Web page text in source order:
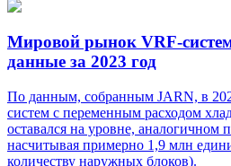
Мировой рынок VRF-
данные за 2023 год
По данным, собранным JARN, в
систем с переменным расходом
оставался на уровне, аналогичном
насчитывая примерно 1,9 млн
количеству наружных блоков).